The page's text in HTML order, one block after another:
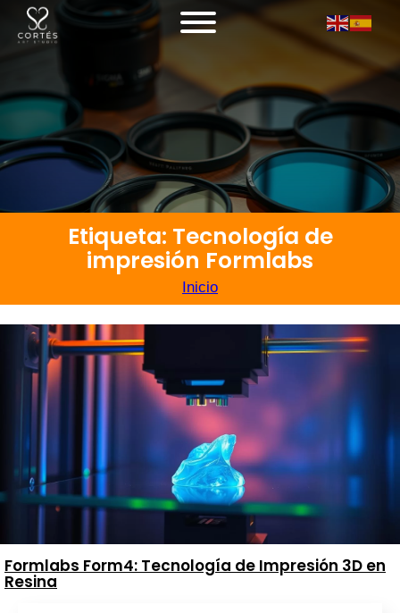
Etiqueta: Tecnología de
impresión Formlabs
Inicio
Formlabs Form4: Tecnología de Impresión 3D en
Resina